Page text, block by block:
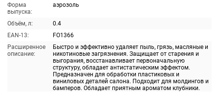
Форма
выпуска:
аэрозоль
Объём, л:
0.4
EAN-13:
FO1366
Расширенное
описание:
Быстро и эффективно удаляет пыль, грязь, масляные и
никотиновые загрязнения. Защищает от старения и
выгорания, восстанавливает первоначальную
структуру, обладает антистатическим эффектом.
Предназначен для обработки пластиковых и
виниловых деталей салона. Подходит для молдингов и
бамперов. Обладает приятным ароматом клубники.